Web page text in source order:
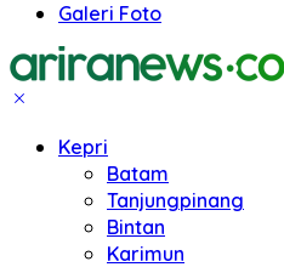
Galeri Foto
Kepri
Batam
Tanjungpinang
Bintan
Karimun